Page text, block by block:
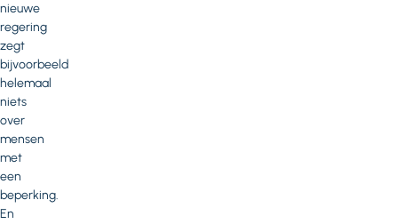
nieuwe
regering
zegt
bijvoorbeeld
helemaal
niets
over
mensen
met
een
beperking.
En